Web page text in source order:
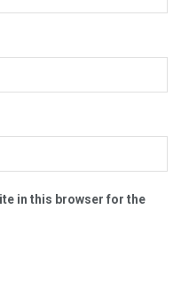
in this browser for the